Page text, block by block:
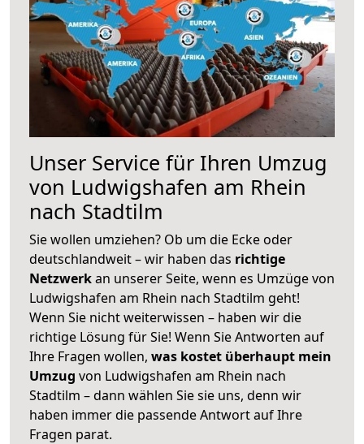
Unser Service für Ihren Umzug
von Ludwigshafen am Rhein
nach Stadtilm
Sie wollen umziehen? Ob um die Ecke oder
deutschlandweit – wir haben das richtige
Netzwerkan unserer Seite, wenn es Umzüge von
Ludwigshafen am Rhein nach Stadtilm geht!
Wenn Sie nicht weiterwissen – haben wir die
richtige Lösung für Sie! Wenn Sie Antworten auf
Ihre Fragen wollen, was kostet überhaupt mein
Umzug von Ludwigshafen am Rhein nach
Stadtilm – dann wählen Sie sie uns, denn wir
haben immer die passende Antwort auf Ihre
Fragen parat.